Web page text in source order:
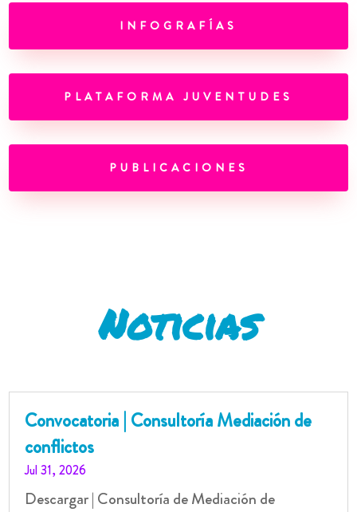
INFOGRAFÍAS
PLATAFORMA JUVENTUDES
PUBLICACIONES
Noticias
Convocatoria | Consultoría Mediación de
conflictos
Jul 31, 2026
Descargar | Consultoría de Mediación de